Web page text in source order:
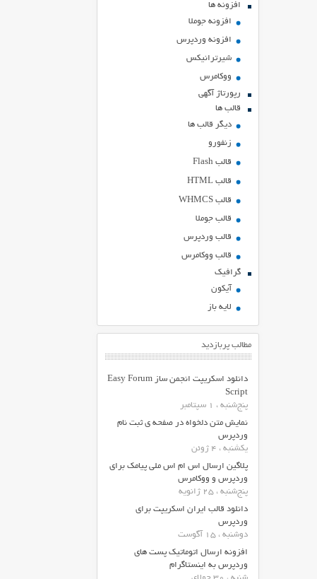
افزونه ها
افزونه جوملا
افزونه وردپرس
شیرترانیکس
ووکامرس
رپورتاژ آگهی
قالب ها
دیگر قالب ها
زنفورو
قالب Flash
قالب HTML
قالب WHMCS
قالب جوملا
قالب وردپرس
قالب ووکامرس
گرافیک
آیکون
لایه باز
مطالب پربازدید
دانلود اسکریپت انجمن ساز Easy Forum
Script
پنج‌شنبه ، 1 سپتامبر
نمایش متن دلخواه در صفحه ی ثبت نام
وردپرس
یکشنبه ، 4 ژوئن
پلاگین ارسال اس ام اس ملی پیامک برای
وردپرس و ووکامرس
پنج‌شنبه ، 25 ژانویه
دانلود قالب ایران اسکریپت برای
وردپرس
دوشنبه ، 15 آگوست
افزونه ارسال اتوماتیک پست های
وردپرس به اینستاگرام